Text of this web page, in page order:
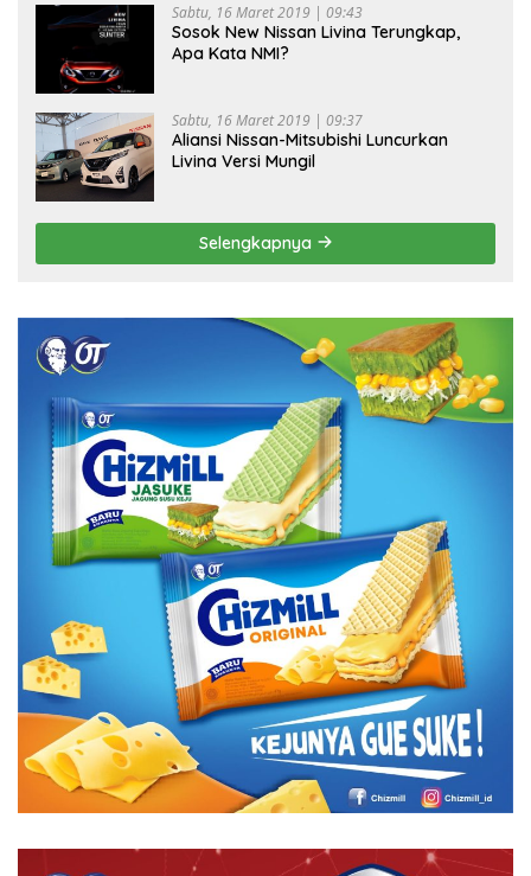
Sabtu, 16 Maret 2019 | 09:43
Sosok New Nissan Livina Terungkap,
Apa Kata NMI?
Sabtu, 16 Maret 2019 | 09:37
Aliansi Nissan-Mitsubishi Luncurkan
Livina Versi Mungil
Selengkapnya